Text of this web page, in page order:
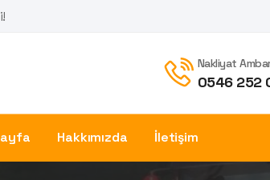
Nakliyat
0546 252
Hakkımızda İletişim